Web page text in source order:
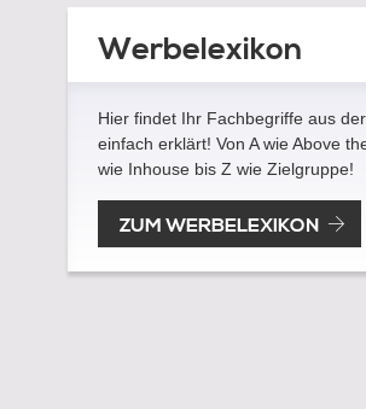
Werbelexikon
Hier findet Ihr Fachbegriffe aus
einfach erklärt! Von A wie Above
wie Inhouse bis Z wie Zielgruppe!
ZUM WERBELEXIKON